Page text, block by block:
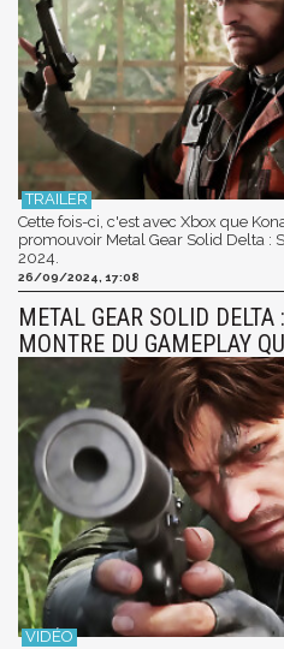
Cette fois-ci, c'est avec Xbox que
promouvoir Metal Gear Solid Delta :
2024.
26/09/2024, 17:08
METAL GEAR SOLID
MONTRE DU GAMEPLAY